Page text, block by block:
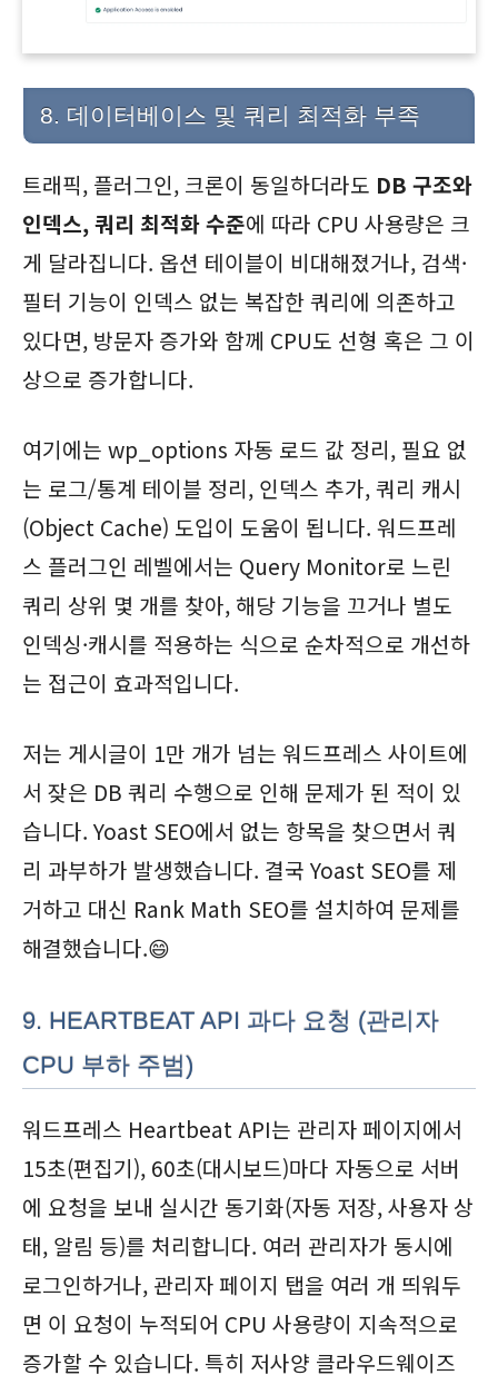
8. 데이터베이스 및 쿼리 최적화 부족
트래픽, 플러그인, 크론이 동일하더라도 DB 구조와
인덱스, 쿼리 최적화 수준에 따라 CPU 사용량은 크
게 달라집니다. 옵션 테이블이 비대해졌거나, 검색·
필터 기능이 인덱스 없는 복잡한 쿼리에 의존하고
있다면, 방문자 증가와 함께 CPU도 선형 혹은 그 이
상으로 증가합니다.
여기에는 wp_options 자동 로드 값 정리, 필요 없
는 로그/통계 테이블 정리, 인덱스 추가, 쿼리 캐시
(Object Cache) 도입이 도움이 됩니다. 워드프레
스 플러그인 레벨에서는 Query Monitor로 느린
쿼리 상위 몇 개를 찾아, 해당 기능을 끄거나 별도
인덱싱·캐시를 적용하는 식으로 순차적으로 개선하
는 접근이 효과적입니다.
저는 게시글이 1만 개가 넘는 워드프레스 사이트에
서 잦은 DB 쿼리 수행으로 인해 문제가 된 적이 있
습니다. Yoast SEO에서 없는 항목을 찾으면서 쿼
리 과부하가 발생했습니다. 결국 Yoast SEO를 제
거하고 대신 Rank Math SEO를 설치하여 문제를
해결했습니다.😄
9. HEARTBEAT API 과다 요청 (관리자
CPU 부하 주범)
워드프레스 Heartbeat API는 관리자 페이지에서
15초(편집기), 60초(대시보드)마다 자동으로 서버
에 요청을 보내 실시간 동기화(자동 저장, 사용자 상
태, 알림 등)를 처리합니다. 여러 관리자가 동시에
로그인하거나, 관리자 페이지 탭을 여러 개 띄워두
면 이 요청이 누적되어 CPU 사용량이 지속적으로
증가할 수 있습니다. 특히 저사양 클라우드웨이즈